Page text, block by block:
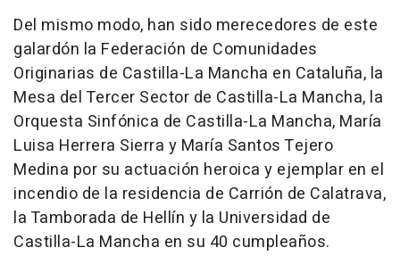
Del mismo modo, han sido merecedores de este
galardón la Federación de Comunidades
Originarias de Castilla-La Mancha en Cataluña, la
Mesa del Tercer Sector de Castilla-La Mancha, la
Orquesta Sinfónica de Castilla-La Mancha, María
Luisa Herrera Sierra y María Santos Tejero
Medina por su actuación heroica y ejemplar en el
incendio de la residencia de Carrión de Calatrava,
la Tamborada de Hellín y la Universidad de
Castilla-La Mancha en su 40 cumpleaños.